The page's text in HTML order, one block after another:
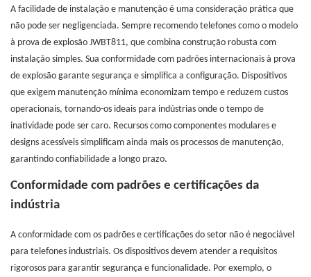
A facilidade de instalação e manutenção é uma consideração prática que
não pode ser negligenciada. Sempre recomendo telefones como o modelo
à prova de explosão JWBT811, que combina construção robusta com
instalação simples. Sua conformidade com padrões internacionais à prova
de explosão garante segurança e simplifica a configuração. Dispositivos
que exigem manutenção mínima economizam tempo e reduzem custos
operacionais, tornando-os ideais para indústrias onde o tempo de
inatividade pode ser caro. Recursos como componentes modulares e
designs acessíveis simplificam ainda mais os processos de manutenção,
garantindo confiabilidade a longo prazo.
Conformidade com padrões e certificações da
indústria
A conformidade com os padrões e certificações do setor não é negociável
para telefones industriais. Os dispositivos devem atender a requisitos
rigorosos para garantir segurança e funcionalidade. Por exemplo, o